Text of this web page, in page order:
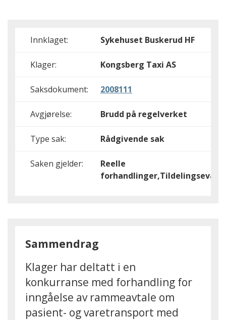
Innklaget: Sykehuset Buskerud HF
Klager: Kongsberg Taxi AS
Saksdokument: 2008111
Avgjørelse: Brudd på regelverket
Type sak: Rådgivende sak
Saken gjelder:
Reelle
Sammendrag
Klager har deltatt i en
konkurranse med forhandling for
inngåelse av rammeavtale om
pasient- og varetransport med